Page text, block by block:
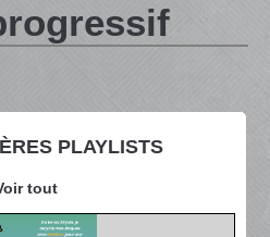
PLAYLISTS
tout